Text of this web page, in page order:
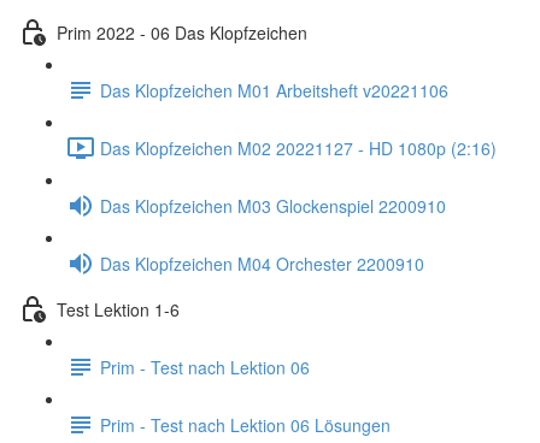
Prim 2022 - 06 Das Klopfzeichen
Das Klopfzeichen M01 Arbeitsheft v20221106
Das Klopfzeichen M02 20221127 - HD 1080p (2:16)
Das Klopfzeichen M03 Glockenspiel 2200910
Das Klopfzeichen M04 Orchester 2200910
Test Lektion 1-6
Prim - Test nach Lektion 06
Prim - Test nach Lektion 06 Lösungen